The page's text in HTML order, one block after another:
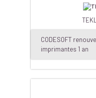
CODESOFT
imprimantes 1 an